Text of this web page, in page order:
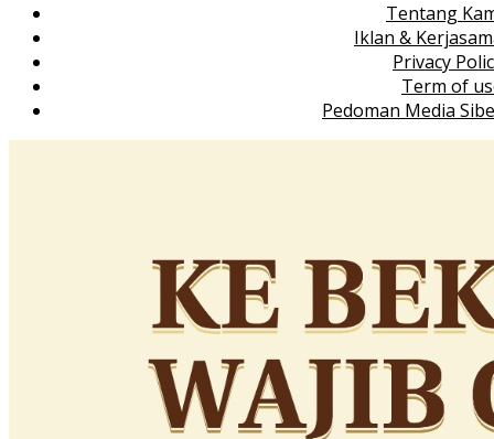
Tentang
Iklan &
Privacy
Term of
Pedoman Media